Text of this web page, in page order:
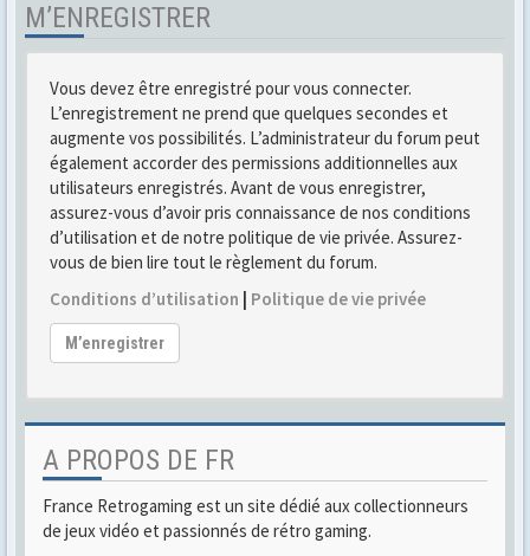
M’ENREGISTRER
Vous devez être enregistré pour vous connecter.
L’enregistrement ne prend que quelques secondes et
augmente vos possibilités. L’administrateur du forum peut
également accorder des permissions additionnelles aux
utilisateurs enregistrés. Avant de vous enregistrer,
assurez-vous d’avoir pris connaissance de nos conditions
d’utilisation et de notre politique de vie privée. Assurez-
vous de bien lire tout le règlement du forum.
Conditions d’utilisation | Politique de vie privée
M’enregistrer
A PROPOS DE FR
France Retrogaming est un site dédié aux collectionneurs
de jeux vidéo et passionnés de rétro gaming.